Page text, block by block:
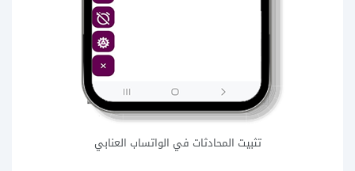
تثبيت المحادثات في الواتساب العنابي